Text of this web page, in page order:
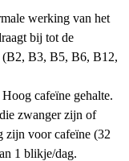
werking van het
bij tot de
(B2, B3, B5, B6, B12,
cafeïne gehalte.
zwanger zijn of
zijn voor cafeïne (32
1 blikje/dag.